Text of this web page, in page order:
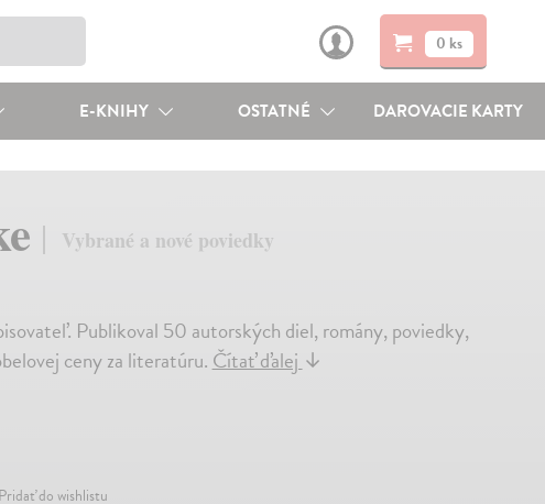
0 ks
E-KNIHY OSTATNÉ DAROVACIE KARTY
Vybrané a nové poviedky
Publikoval 50 autorských diel, romány, poviedky,
ceny za literatúru.Čítať ďalej↓
Pridať do wishlistu